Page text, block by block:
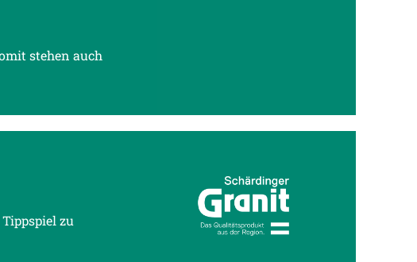
stehen auch
zu